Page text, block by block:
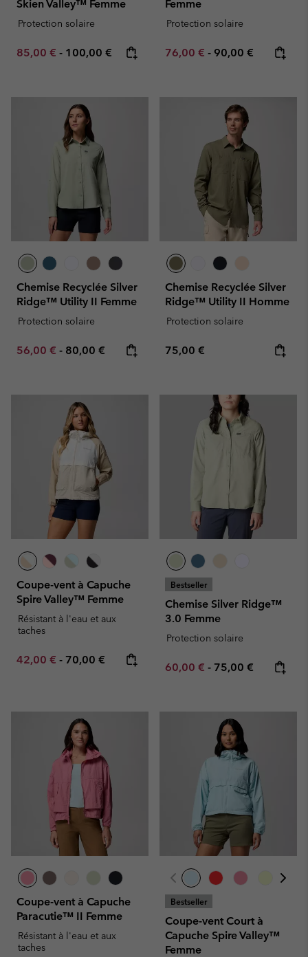
Skien Valley™ Femme
Protection solaire
Minimum sale price:
85,00 € - Maximum price:
100,00 €
Femme
Protection solaire
Minimum sale price:
76,00 € - Maximum price:
90,00 €
Chemise Recyclée Silver
Ridge™ Utility II Femme
Protection solaire
Minimum sale price:
56,00 € - Maximum price:
80,00 €
Chemise Recyclée Silver
Ridge™ Utility II Homme
Protection solaire
Regular price:
75,00 €
Coupe-vent à Capuche
Spire Valley™ Femme
Résistant à l'eau et aux
taches
Minimum sale price:
42,00 € - Maximum price:
70,00 €
Bestseller
Chemise Silver Ridge™
3.0 Femme
Protection solaire
Minimum sale price:
60,00 € - Maximum price:
75,00 €
Coupe-vent à Capuche
Paracutie™ II Femme
Résistant à l'eau et aux
taches
Bestseller
Coupe-vent Court à
Capuche Spire Valley™
Femme